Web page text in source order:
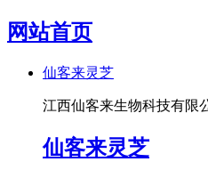
网站首页
仙客来灵芝
江西仙客来生物科技有限
仙客来灵芝